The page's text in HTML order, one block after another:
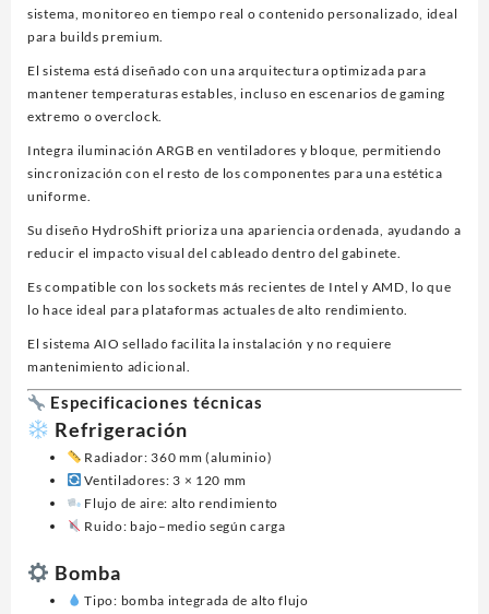
sistema, monitoreo en tiempo real o contenido personalizado, ideal
para builds premium.
El sistema está diseñado con una arquitectura optimizada para
mantener temperaturas estables, incluso en escenarios de gaming
extremo o overclock.
Integra iluminación ARGB en ventiladores y bloque, permitiendo
sincronización con el resto de los componentes para una estética
uniforme.
Su diseño HydroShift prioriza una apariencia ordenada, ayudando a
reducir el impacto visual del cableado dentro del gabinete.
Es compatible con los sockets más recientes de Intel y AMD, lo que
lo hace ideal para plataformas actuales de alto rendimiento.
El sistema AIO sellado facilita la instalación y no requiere
mantenimiento adicional.
Especificaciones técnicas
Refrigeración
Radiador: 360 mm (aluminio)
Ventiladores: 3 × 120 mm
Flujo de aire: alto rendimiento
Ruido: bajo–medio según carga
Bomba
Tipo: bomba integrada de alto flujo